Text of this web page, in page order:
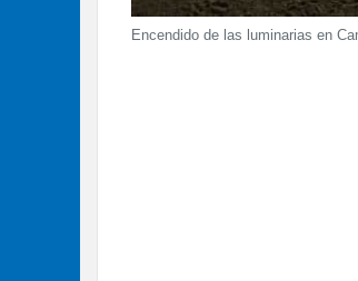
Encendido de las luminarias en